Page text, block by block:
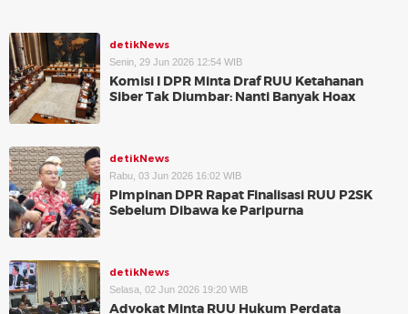
detikNews
Senin, 29 Jun 2026 12:54 WIB
Komisi I DPR Minta Draf RUU Ketahanan
Siber Tak Diumbar: Nanti Banyak Hoax
detikNews
Rabu, 03 Jun 2026 16:02 WIB
Pimpinan DPR Rapat Finalisasi RUU P2SK
Sebelum Dibawa ke Paripurna
detikNews
Selasa, 02 Jun 2026 19:20 WIB
Advokat Minta RUU Hukum Perdata